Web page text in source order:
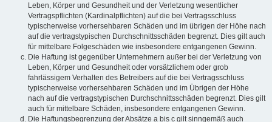
Leben, Körper und Gesundheit und der Verletzung wesentlicher
Vertragspflichten (Kardinalpflichten) auf die bei Vertragsschluss
typischerweise vorhersehbaren Schäden und im übrigen der Höhe nach
auf die vertragstypischen Durchschnittsschäden begrenzt. Dies gilt auch
für mittelbare Folgeschäden wie insbesondere entgangenen Gewinn.
Die Haftung ist gegenüber Unternehmern außer bei der Verletzung von
Leben, Körper und Gesundheit oder vorsätzlichem oder grob
fahrlässigem Verhalten des Betreibers auf die bei Vertragsschluss
typischerweise vorhersehbaren Schäden und im Übrigen der Höhe
nach auf die vertragstypischen Durchschnittsschäden begrenzt. Dies gilt
auch für mittelbare Schäden, insbesondere entgangenen Gewinn.
Die Haftungsbegrenzung der Absätze a bis c gilt sinngemäß auch